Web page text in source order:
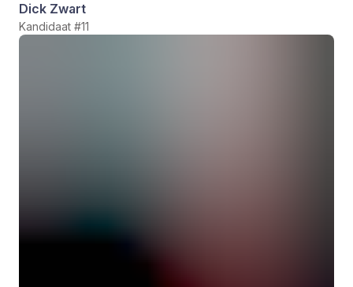
Dick Zwart
Kandidaat #11